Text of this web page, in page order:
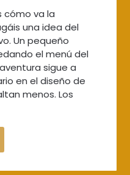
cómo va la
una idea del
Un pequeño
el menú del
sigue a
en el diseño de
menos. Los